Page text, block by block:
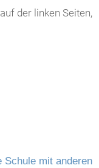
der linken Seiten,
Schule mit anderen